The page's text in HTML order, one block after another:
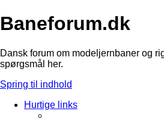
Baneforum.dk
Dansk forum om modeljernbaner og
spørgsmål her.
Spring til indhold
Hurtige links